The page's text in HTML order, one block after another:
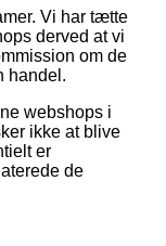
Vi har tætte
derved at vi
om de
handel.
webshops i
ikke at blive
er
de